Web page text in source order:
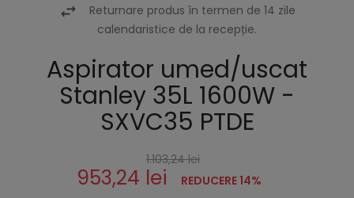
Returnare produs în termen de 14 zile
calendaristice de la recepție.
Aspirator umed/uscat
Stanley 35L 1600W -
SXVC35 PTDE
1.103,24 lei
953,24 lei REDUCERE 14%